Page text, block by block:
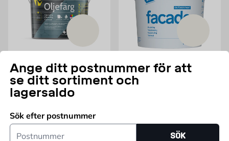
Ange ditt postnummer för att
se ditt sortiment och
lagersaldo
Sök efter postnummer
Postnummer
SÖK
MIDUN
Oljefärg Vit Midun
Finns i flera storlekar
FRÅN Pris 249 kr
249KR
Fler varianter
MIDUN BASIC
Fasadfärg Vit Midun Basic
7 L